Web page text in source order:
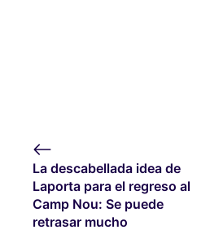
La descabellada idea de
Laporta para el regreso al
Camp Nou: Se puede
retrasar mucho